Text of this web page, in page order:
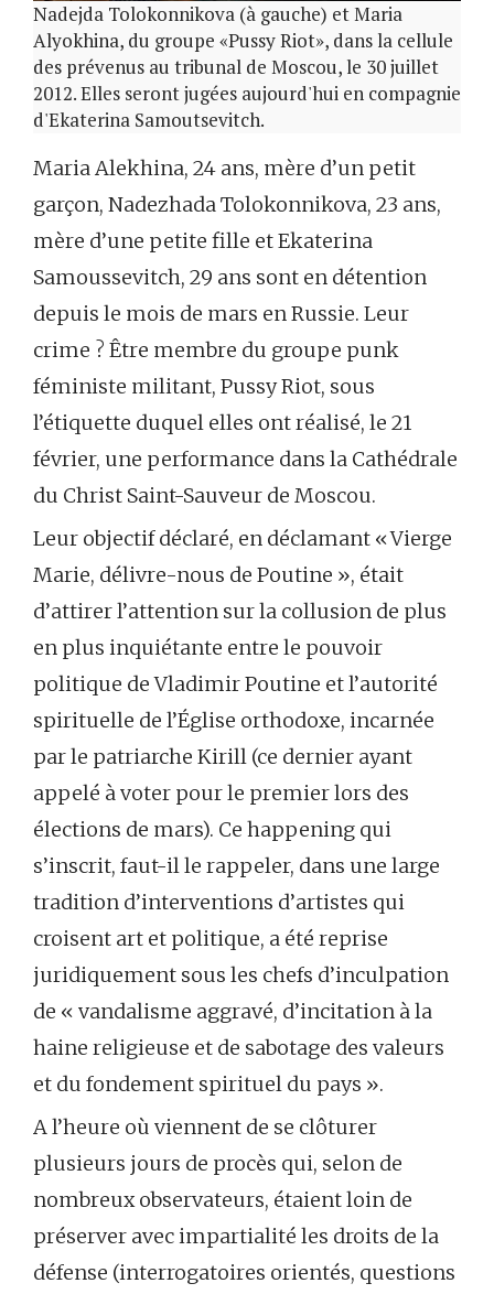
Nadejda Tolokonnikova (à gauche) et Maria
Alyokhina, du groupe «Pussy Riot», dans la cellule
des prévenus au tribunal de Moscou, le 30 juillet
2012. Elles seront jugées aujourd'hui en compagnie
d'Ekaterina Samoutsevitch.
Maria Alekhina, 24 ans, mère d’un petit
garçon, Nadezhada Tolokonnikova, 23 ans,
mère d’une petite fille et Ekaterina
Samoussevitch, 29 ans sont en détention
depuis le mois de mars en Russie. Leur
crime ? Être membre du groupe punk
féministe militant, Pussy Riot, sous
l’étiquette duquel elles ont réalisé, le 21
février, une performance dans la Cathédrale
du Christ Saint-Sauveur de Moscou.
Leur objectif déclaré, en déclamant « Vierge
Marie, délivre-nous de Poutine », était
d’attirer l’attention sur la collusion de plus
en plus inquiétante entre le pouvoir
politique de Vladimir Poutine et l’autorité
spirituelle de l’Église orthodoxe, incarnée
par le patriarche Kirill (ce dernier ayant
appelé à voter pour le premier lors des
élections de mars). Ce happening qui
s’inscrit, faut-il le rappeler, dans une large
tradition d’interventions d’artistes qui
croisent art et politique, a été reprise
juridiquement sous les chefs d’inculpation
de « vandalisme aggravé, d’incitation à la
haine religieuse et de sabotage des valeurs
et du fondement spirituel du pays ».
A l’heure où viennent de se clôturer
plusieurs jours de procès qui, selon de
nombreux observateurs, étaient loin de
préserver avec impartialité les droits de la
défense (interrogatoires orientés, questions